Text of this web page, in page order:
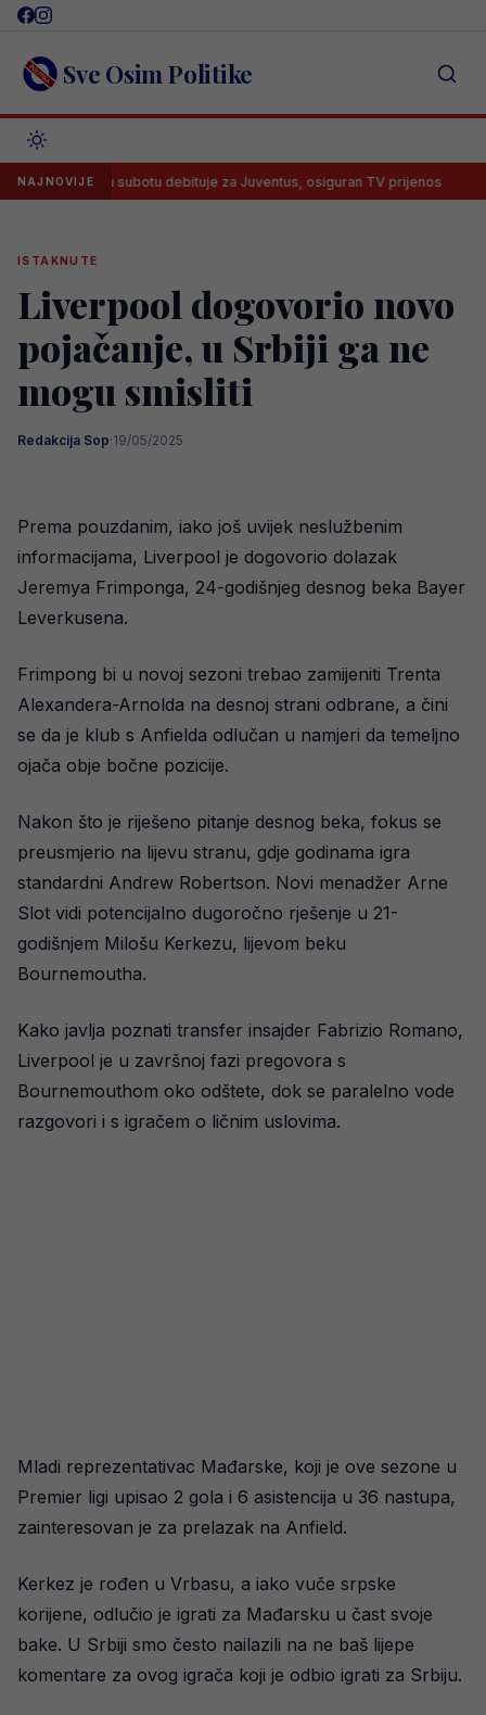
Skip
content Sve Osim Politike
NAJNOVIJEu subotu debituje za Juventus, osiguran TV prijenos
ISTAKNUTE
Liverpool dogovorio novo
pojačanje, u Srbiji ga ne
mogu smisliti
Redakcija Sop·19/05/2025
Prema pouzdanim, iako još uvijek neslužbenim
informacijama, Liverpool je dogovorio dolazak
Jeremya Frimponga, 24-godišnjeg desnog beka Bayer
Leverkusena.
Frimpong bi u novoj sezoni trebao zamijeniti Trenta
Alexandera-Arnolda na desnoj strani odbrane, a čini
se da je klub s Anfielda odlučan u namjeri da temeljno
ojača obje bočne pozicije.
Nakon što je riješeno pitanje desnog beka, fokus se
preusmjerio na lijevu stranu, gdje godinama igra
standardni Andrew Robertson. Novi menadžer Arne
Slot vidi potencijalno dugoročno rješenje u 21-
godišnjem Milošu Kerkezu, lijevom beku
Bournemoutha.
Kako javlja poznati transfer insajder Fabrizio Romano,
Liverpool je u završnoj fazi pregovora s
Bournemouthom oko odštete, dok se paralelno vode
razgovori i s igračem o ličnim uslovima.
Mladi reprezentativac Mađarske, koji je ove sezone u
Premier ligi upisao 2 gola i 6 asistencija u 36 nastupa,
zainteresovan je za prelazak na Anfield.
Kerkez je rođen u Vrbasu, a iako vuče srpske
korijene, odlučio je igrati za Mađarsku u čast svoje
bake. U Srbiji smo često nailazili na ne baš lijepe
komentare za ovog igrača koji je odbio igrati za Srbiju.